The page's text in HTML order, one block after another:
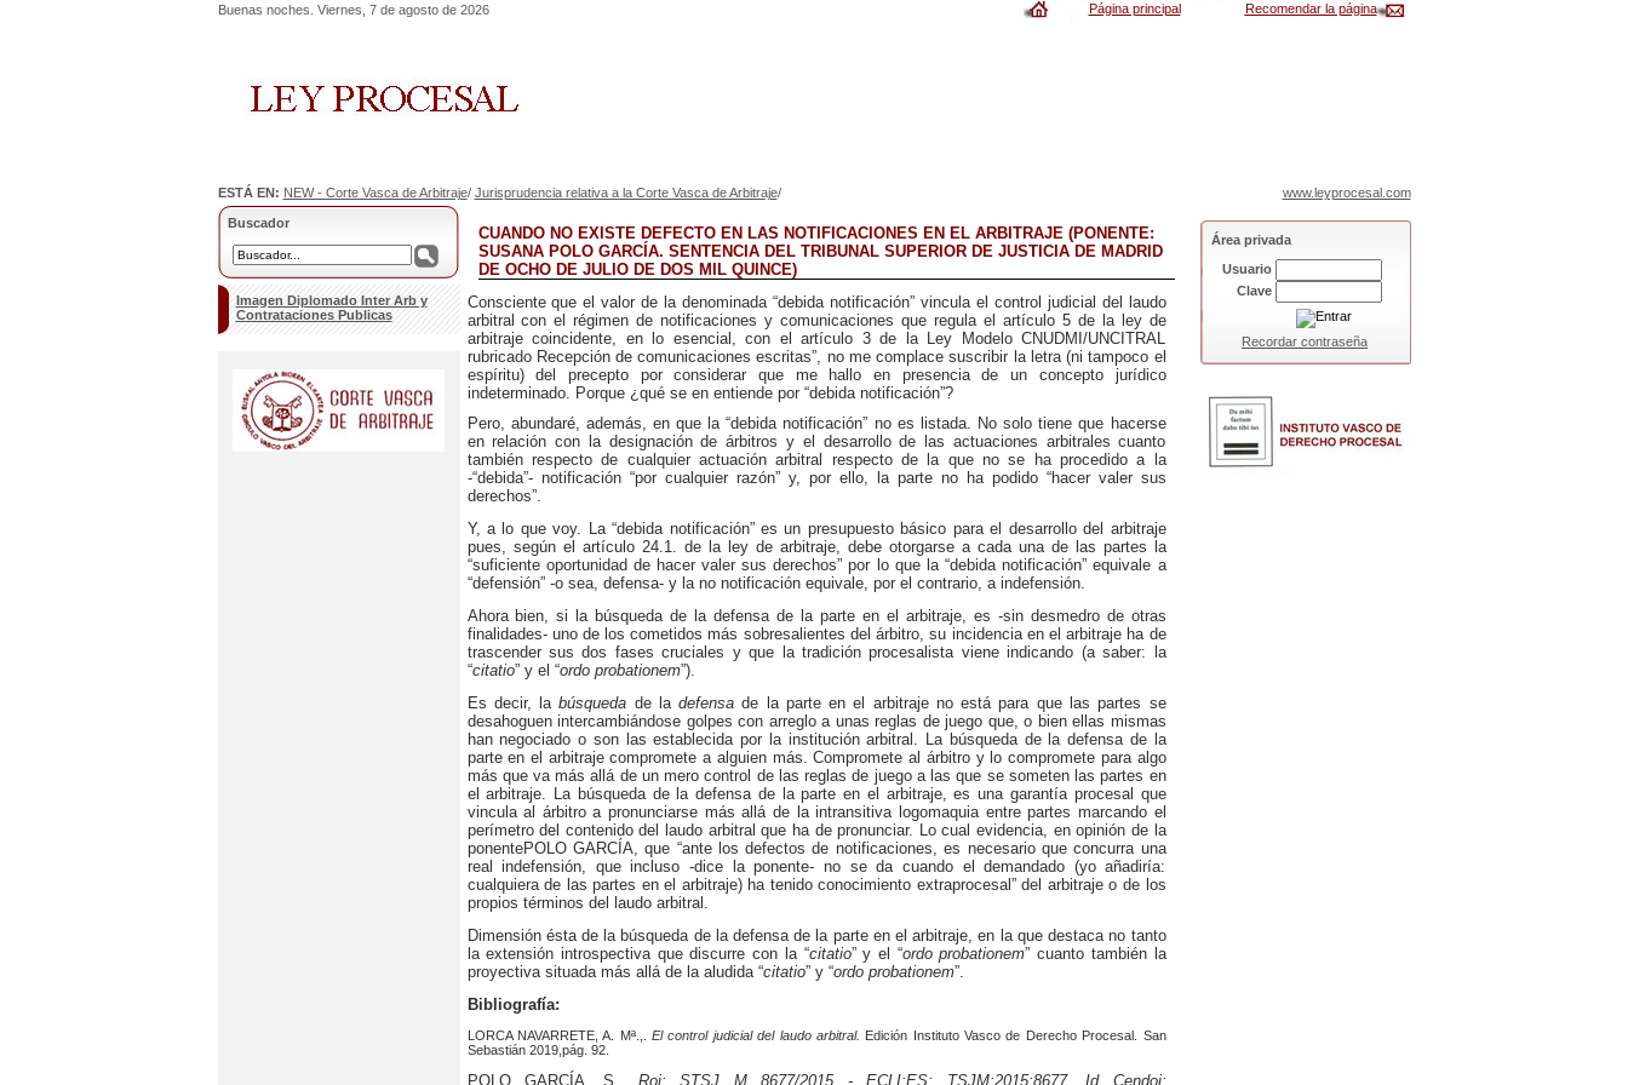
Buenas noches. Viernes, 7 de agosto de 2026 Página principal Recomendar la página
ESTÁ EN: NEW - Corte Vasca de Arbitraje/ Jurisprudencia relativa a la Corte Vasca de Arbitraje/ www.leyprocesal.com
Buscador
Imagen Diplomado Inter Arb y
Contrataciones Publicas
CUANDO NO EXISTE DEFECTO EN LAS NOTIFICACIONES EN EL ARBITRAJE (PONENTE:
SUSANA POLO GARCÍA. SENTENCIA DEL TRIBUNAL SUPERIOR DE JUSTICIA DE MADRID
DE OCHO DE JULIO DE DOS MIL QUINCE)
Consciente que el valor de la denominada “debida notificación” vincula el control judicial del laudo
arbitral con el régimen de notificaciones y comunicaciones que regula el artículo 5 de la ley de
arbitrajecoincidente, en lo esencial, con el artículo 3 de la Ley Modelo CNUDMI/UNCITRAL
rubricado Recepción de comunicaciones escritas”, no me complace suscribir la letra (ni tampoco el
espíritu) del precepto por considerar que me hallo en presencia de un concepto jurídico
indeterminado. Porque ¿qué se en entiende por “debida notificación”?
Pero, abundaré, además, en que la “debida notificación” no es listada. No solo tiene que hacerse
en relación con la designación de árbitros y el desarrollo de las actuaciones arbitrales cuanto
también respecto de cualquier actuación arbitral respecto de la que no se ha procedido a la
-“debida”- notificación “por cualquier razón” y, por ello, la parte no ha podido “hacer valer sus
derechos”.
Y, a lo que voy. La “debida notificación” es un presupuesto básico para el desarrollo del arbitraje
pues, según el artículo 24.1. de la ley de arbitraje, debe otorgarse a cada una de las partes la
“suficiente oportunidad de hacer valer sus derechos” por lo que la “debida notificación” equivale a
“defensión” -o sea, defensa- y la no notificación equivale, por el contrario, a indefensión.
Ahora bien, si la búsqueda de la defensa de la parte en el arbitraje, es -sin desmedro de otras
finalidades- uno de los cometidos más sobresalientes del árbitro, su incidencia en el arbitraje ha de
trascender sus dos fases cruciales y que la tradición procesalista viene indicando (a saber: la
“citatio” y el “ordo probationem”).
Es decir, labúsqueda de ladefensade la parte en el arbitraje no está para que las partes se
desahoguen intercambiándose golpes con arreglo a unas reglas de juego que, o bien ellas mismas
han negociado o son las establecida por la institución arbitral. La búsqueda de la defensa de la
parte en el arbitraje compromete a alguien más. Compromete al árbitro y lo compromete para algo
más que va más allá de un mero control de las reglas de juego a las que se someten las partes en
el arbitraje. La búsqueda de la defensa de la parte en el arbitraje, es una garantía procesal que
vincula al árbitro a pronunciarse más allá de la intransitiva logomaquia entre partes marcando el
perímetro del contenido del laudo arbitral que ha de pronunciar. Lo cual evidencia, en opinión de la
ponentePOLO GARCÍA, que “ante los defectos de notificaciones, es necesario que concurra una
real indefensión, que incluso -dice la ponente- no se da cuando el demandado (yo añadiría:
cualquiera de las partes en el arbitraje) ha tenido conocimiento extraprocesal” del arbitraje o de los
propios términos del laudo arbitral.
Dimensión ésta de la búsqueda de la defensa de la parte en el arbitraje, en la que destaca no tanto
la extensión introspectiva que discurre con la “citatio” y el “ordo probationem” cuanto también la
proyectiva situada más allá de la aludida “citatio” y “ordo probationem”.
Bibliografía:
LORCA NAVARRETE, A. Mª.,. El control judicial del laudo arbitral. Edición Instituto Vasco de Derecho Procesal. San
Sebastián 2019,pág. 92.
POLO GARCÍA, S., Roj: STSJ M 8677/2015 - ECLI:ES: TSJM:2015:8677. Id Cendoj:
Área privada
Usuario
Clave
Recordar contraseña